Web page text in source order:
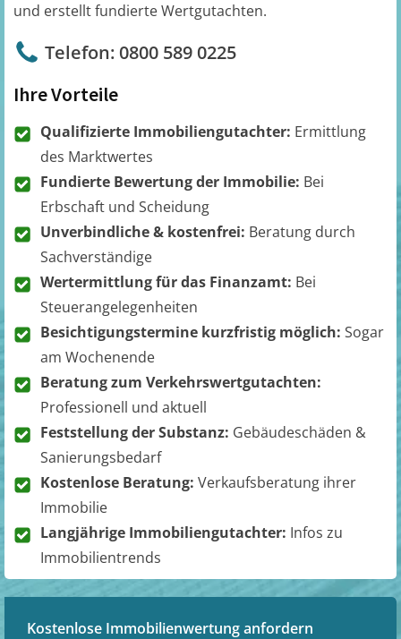
und erstellt fundierte Wertgutachten.
Telefon: 0800 589 0225
Ihre Vorteile
Qualifizierte Immobiliengutachter: Ermittlung
des Marktwertes
Fundierte Bewertung der Immobilie: Bei
Erbschaft und Scheidung
Unverbindliche & kostenfrei: Beratung durch
Sachverständige
Wertermittlung für das Finanzamt: Bei
Steuerangelegenheiten
Besichtigungstermine kurzfristig möglich: Sogar
am Wochenende
Beratung zum Verkehrswertgutachten:
Professionell und aktuell
Feststellung der Substanz: Gebäudeschäden &
Sanierungsbedarf
Kostenlose Beratung: Verkaufsberatung ihrer
Immobilie
Langjährige Immobiliengutachter: Infos zu
Immobilientrends
Kostenlose Immobilienwertung anfordern